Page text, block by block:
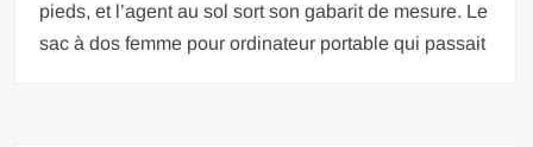
pieds, et l’agent au sol sort son gabarit de mesure. Le
sac à dos femme pour ordinateur portable qui passait